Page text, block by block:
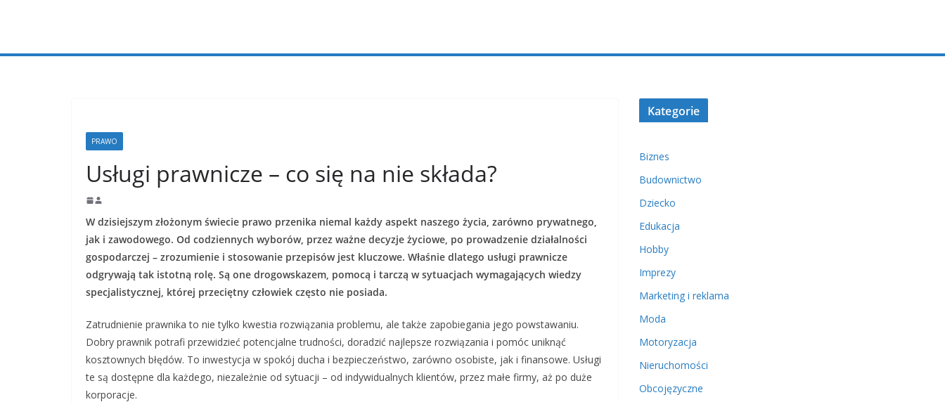
PRAWO
Usługi prawnicze – co się na nie składa?
W dzisiejszym złożonym świecie prawo przenika niemal każdy aspekt naszego życia, zarówno prywatnego,
jak i zawodowego. Od codziennych wyborów, przez ważne decyzje życiowe, po prowadzenie działalności
gospodarczej – zrozumienie i stosowanie przepisów jest kluczowe. Właśnie dlatego usługi prawnicze
odgrywają tak istotną rolę. Są one drogowskazem, pomocą i tarczą w sytuacjach wymagających wiedzy
specjalistycznej, której przeciętny człowiek często nie posiada.
Zatrudnienie prawnika to nie tylko kwestia rozwiązania problemu, ale także zapobiegania jego powstawaniu.
Dobry prawnik potrafi przewidzieć potencjalne trudności, doradzić najlepsze rozwiązania i pomóc uniknąć
kosztownych błędów. To inwestycja w spokój ducha i bezpieczeństwo, zarówno osobiste, jak i finansowe. Usługi
te są dostępne dla każdego, niezależnie od sytuacji – od indywidualnych klientów, przez małe firmy, aż po duże
korporacje.
Kategorie
Biznes
Budownictwo
Dziecko
Edukacja
Hobby
Imprezy
Marketing i reklama
Moda
Motoryzacja
Nieruchomości
Obcojęzyczne